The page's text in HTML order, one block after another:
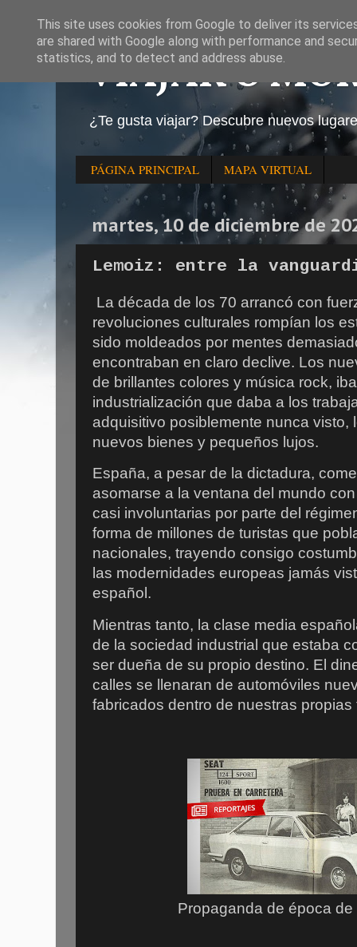
VIAJAR O
¿Te gusta viajar? Descubre nuevos
PÁGINA PRINCIPAL MAPA VIRTUAL
martes, 10 de diciembre de
Lemoiz: entre la
La década de los 70 arrancó con
revoluciones culturales rompían los
sido moldeados por mentes
encontraban en claro declive. Los
de brillantes colores y música rock,
industrialización que daba a los
adquisitivo posiblemente nunca visto,
nuevos bienes y pequeños lujos.
España, a pesar de la dictadura,
asomarse a la ventana del mundo
casi involuntarias por parte del
forma de millones de turistas que
nacionales, trayendo consigo
las modernidades europeas jamás
español.
Mientras tanto, la clase media
de la sociedad industrial que estaba
ser dueña de su propio destino. El
calles se llenaran de automóviles
fabricados dentro de nuestras
Propaganda de época
This site uses cookies from Google to deliver its
are shared with Google along with performance and
statistics, and to detect and address abuse.